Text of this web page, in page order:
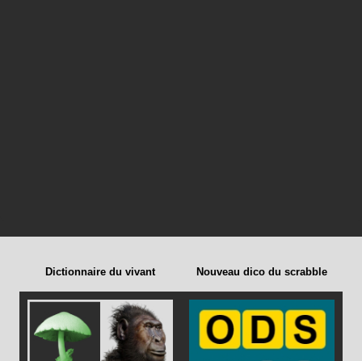
Dictionnaire du vivant Nouveau dico du scrabble